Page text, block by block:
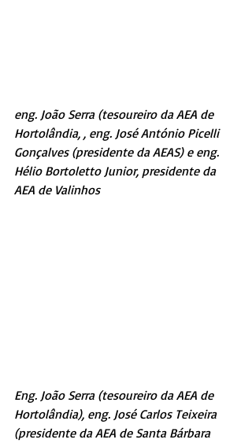
eng. João Serra (tesoureiro da AEA de
Hortolândia, , eng. José António Picelli
Gonçalves (presidente da AEAS) e eng.
Hélio Bortoletto Junior, presidente da
AEA de Valinhos
Eng. João Serra (tesoureiro da AEA de
Hortolândia), eng. José Carlos Teixeira
(presidente da AEA de Santa Bárbara